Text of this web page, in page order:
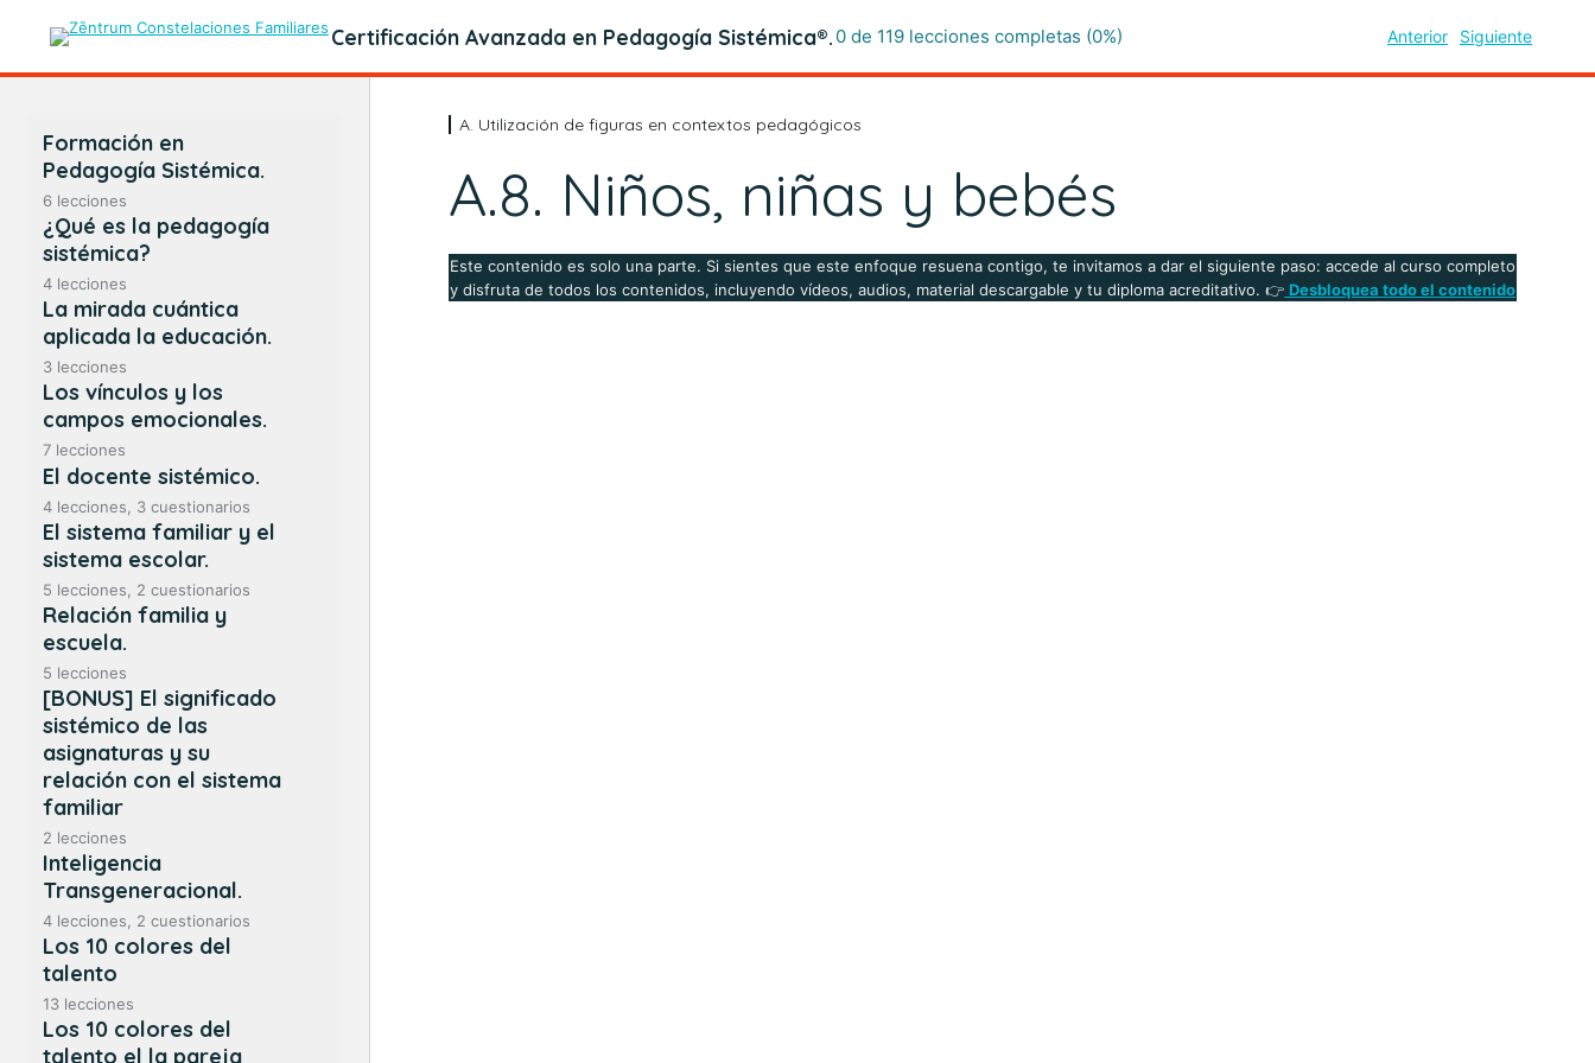
Certificación Avanzada en Pedagogía Sistémica®. 0 de 119 lecciones completas (0%) Anterior Siguiente
Formación en
Pedagogía Sistémica.
6 lecciones
¿Qué es la pedagogía
sistémica?
4 lecciones
La mirada cuántica
aplicada la educación.
3 lecciones
Los vínculos y los
campos emocionales.
7 lecciones
El docente sistémico.
4 lecciones, 3 cuestionarios
El sistema familiar y el
sistema escolar.
5 lecciones, 2 cuestionarios
Relación familia y
escuela.
5 lecciones
[BONUS] El significado
sistémico de las
asignaturas y su
relación con el sistema
familiar
2 lecciones
Inteligencia
Transgeneracional.
4 lecciones, 2 cuestionarios
Los 10 colores del
talento
13 lecciones
Los 10 colores del
talento el la pareja
A. Utilización de figuras en contextos pedagógicos
A.8. Niños, niñas y bebés
Este contenido es solo una parte. Si sientes que este enfoque resuena contigo, te invitamos a dar el siguiente paso: accede al curso completo
y disfruta de todos los contenidos, incluyendo vídeos, audios, material descargable y tu diploma acreditativo. 👉 Desbloquea todo el contenido